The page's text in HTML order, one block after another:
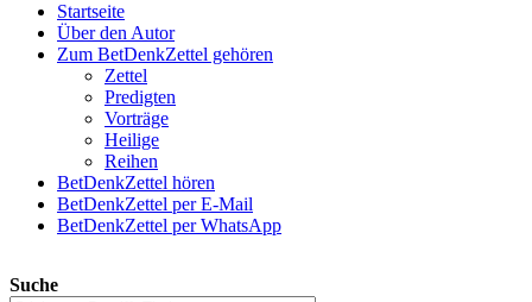
Startseite
Über den Autor
Zum BetDenkZettel gehören
Zettel
Predigten
Vorträge
Heilige
Reihen
BetDenkZettel hören
BetDenkZettel per E-Mail
BetDenkZettel per WhatsApp
Suche